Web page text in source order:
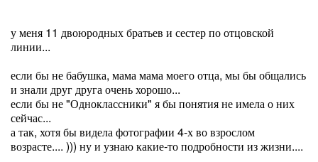
у меня 11 двоюродных братьев и сестер по отцовской
линии...
если бы не бабушка, мама мама моего отца, мы бы общались
и знали друг друга очень хорошо...
если бы не "Одноклассники" я бы понятия не имела о них
сейчас...
а так, хотя бы видела фотографии 4-х во взрослом
возрасте.... ))) ну и узнаю какие-то подробности из жизни....